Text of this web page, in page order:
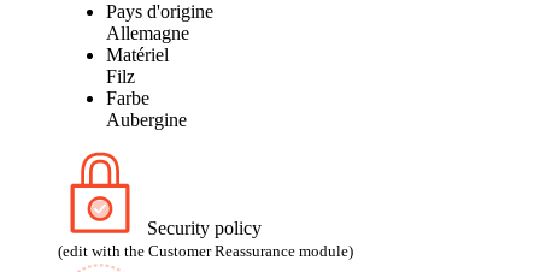
Pays d'origine
Allemagne
Matériel
Filz
Farbe
Aubergine
Security policy
(edit with the Customer Reassurance module)